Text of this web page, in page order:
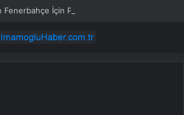
Fenerbahçe İçin Plan